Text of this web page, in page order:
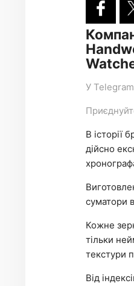
У
В історії
дійсно
суматори
Кожне
тільки
текстури
Від